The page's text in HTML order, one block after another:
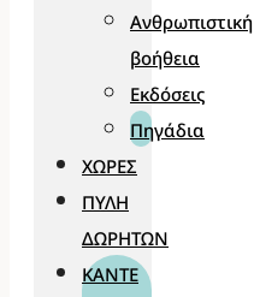
Ανθρωπιστική
βοήθεια
Εκδόσεις
Πηγάδια
ΧΏΡΕΣ
ΠΎΛΗ
ΔΩΡΗΤΏΝ
ΚΆΝΤΕ